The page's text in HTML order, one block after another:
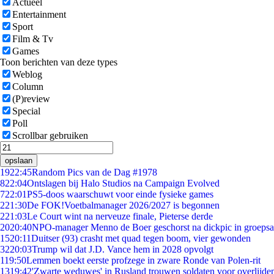
Actueel
Entertainment
Sport
Film & Tv
Games
Toon berichten van deze types
Weblog
Column
(P)review
Special
Poll
Scrollbar gebruiken
opslaan
1922:45Random Pics van de Dag #1978
822:04Ontslagen bij Halo Studios na Campaign Evolved
722:01PS5-doos waarschuwt voor einde fysieke games
221:30De FOK!Voetbalmanager 2026/2027 is begonnen
221:03Le Court wint na nerveuze finale, Pieterse derde
2020:40NPO-manager Menno de Boer geschorst na dickpic in
1520:11Duitser (93) crasht met quad tegen boom, vier gewonden
3220:03Trump wil dat J.D. Vance hem in 2028 opvolgt
119:50Lemmen boekt eerste profzege in zware Ronde van Polen-rit
1319:42'Zwarte weduwes' in Rusland trouwen soldaten voor